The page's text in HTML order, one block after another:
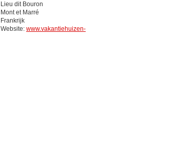
Lieu dit Bouron
Mont et Marré
Frankrijk
Website: www.vakantiehuizen-